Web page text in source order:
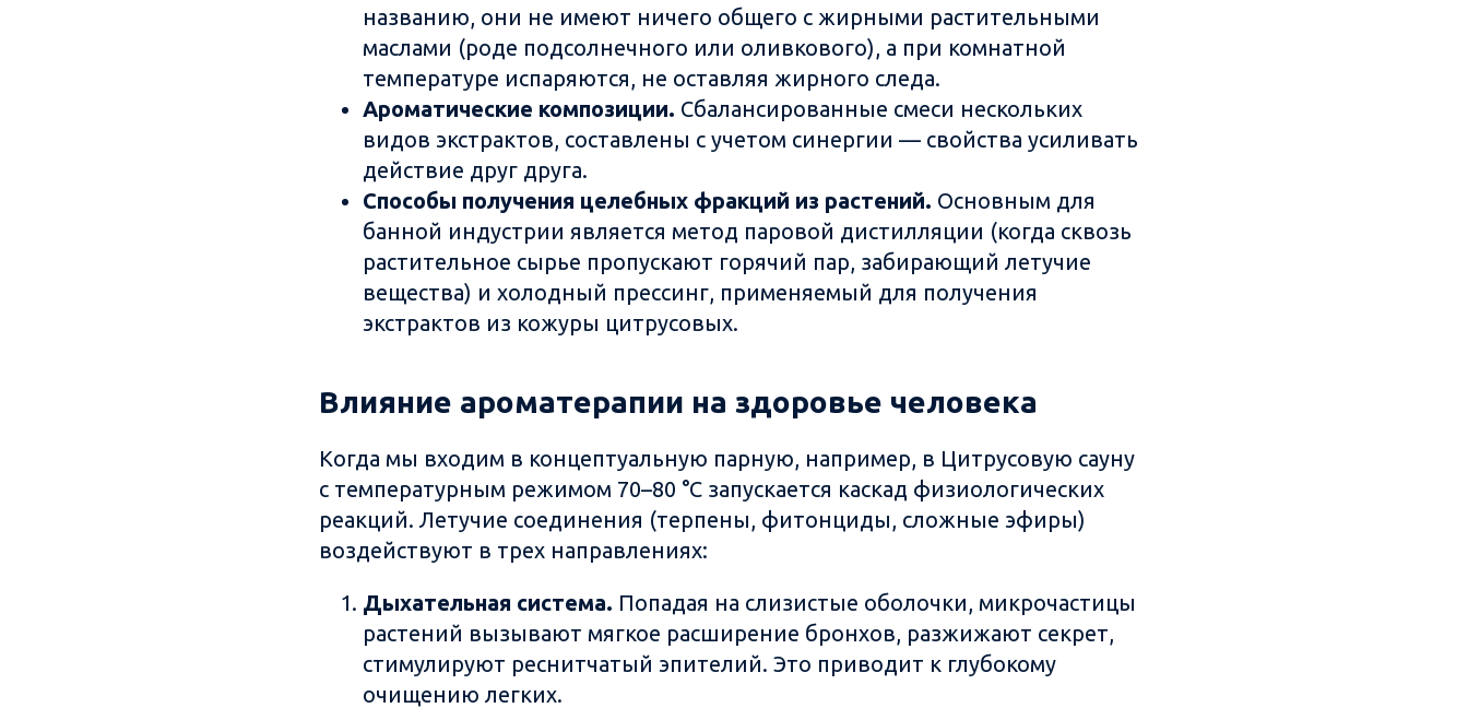
названию, они не имеют ничего общего с жирными растительными
маслами (роде подсолнечного или оливкового), а при комнатной
температуре испаряются, не оставляя жирного следа.
Ароматические композиции. Сбалансированные смеси нескольких
видов экстрактов, составлены с учетом синергии — свойства усиливать
действие друг друга.
Способы получения целебных фракций из растений. Основным для
банной индустрии является метод паровой дистилляции (когда сквозь
растительное сырье пропускают горячий пар, забирающий летучие
вещества) и холодный прессинг, применяемый для получения
экстрактов из кожуры цитрусовых.
Влияние ароматерапии на здоровье человека
Когда мы входим в концептуальную парную, например, в Цитрусовую сауну
с температурным режимом 70–80 °С запускается каскад физиологических
реакций. Летучие соединения (терпены, фитонциды, сложные эфиры)
воздействуют в трех направлениях:
Дыхательная система. Попадая на слизистые оболочки, микрочастицы
растений вызывают мягкое расширение бронхов, разжижают секрет,
стимулируют реснитчатый эпителий. Это приводит к глубокому
очищению легких.